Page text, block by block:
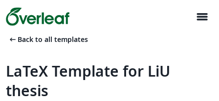
menu
arrow_left_alt Back to all templates
LaTeX Template for LiU
thesis